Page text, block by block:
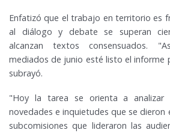
Enfatizó que el trabajo en territorio es
al diálogo y debate se superan
alcanzan textos consensuados.
mediados de junio esté listo el informe
subrayó.
"Hoy la tarea se orienta a analizar
novedades e inquietudes que se dieron
subcomisiones que lideraron las